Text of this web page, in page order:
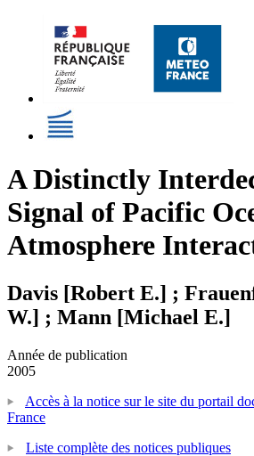
A Distinctly
Signal of Pacific
Atmosphere
Davis [Robert E.] ;
W.] ; Mann [Michael E.]
Année de publication
2005
Accès à la notice sur le site du portail
France
Liste complète des notices publiques